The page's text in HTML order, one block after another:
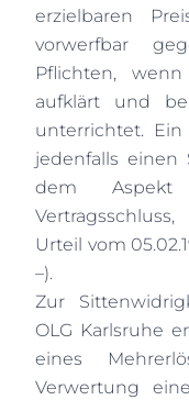
erzielbaren
vorwerfbar
Pflichten,
aufklärt und
unterrichtet.
jedenfalls einen
dem Aspekt
Urteil vom
–).
Zur
OLG Karlsruhe
eines
Verwertung